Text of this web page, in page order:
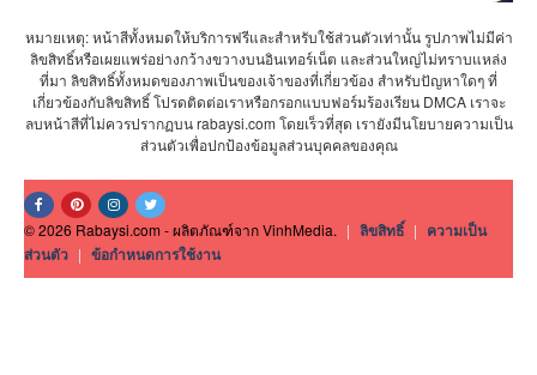
หมายเหตุ: หน้าสีทั้งหมดให้บริการฟรีและสำหรับใช้ส่วนตัวเท่านั้น รูปภาพไม่มีค่า
ลิขสิทธิ์หรือเผยแพร่อย่างกว้างขวางบนอินเทอร์เน็ต และส่วนใหญ่ไม่ทราบแหล่ง
ที่มา ลิขสิทธิ์ทั้งหมดของภาพเป็นของเจ้าของที่เกี่ยวข้อง สำหรับปัญหาใดๆ ที่
เกี่ยวข้องกับลิขสิทธิ์ โปรดติดต่อเราหรือกรอกแบบฟอร์มร้องเรียน DMCA เราจะ
ลบหน้าสีที่ไม่ควรปรากฏบน rabaysi.com โดยเร็วที่สุด เรายังมีนโยบายความเป็น
ส่วนตัวเพื่อปกป้องข้อมูลส่วนบุคคลของคุณ
© 2026 Rabaysi.com - ผลิตภัณฑ์จาก VinhMedia. | ลิขสิทธิ์ | ความเป็น
ส่วนตัว | ข้อกำหนดการใช้งาน